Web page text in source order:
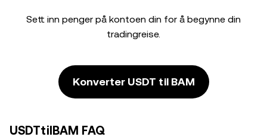
Sett inn penger på kontoen din for å begynne din
tradingreise.
Konverter USDT til BAM
USDTtilBAM FAQ